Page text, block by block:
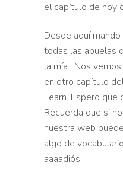
el capítulo de hoy
Desde aquí mando
todas las abuelas
la mía. Nos
en otro capítulo
Learn. Espero que
Recuerda que si
nuestra web
algo de
aaaadiós.